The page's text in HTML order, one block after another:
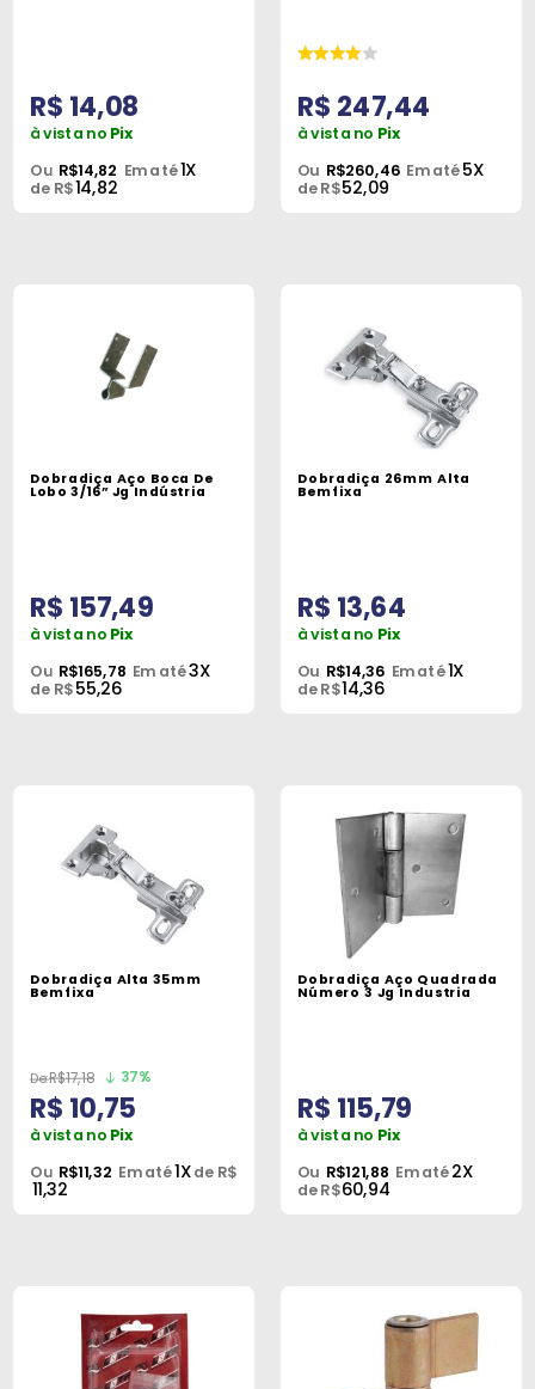
R$ 14,08
à vista no Pix
Ou R$14,82 Em até1X
de R$14,82
R$ 247,44
à vista no Pix
Ou R$260,46 Em até5X
de R$52,09
Dobradiça Aço Boca De
Lobo 3/16” Jg Indústria
R$ 157,49
à vista no Pix
Ou R$165,78 Em até3X
de R$55,26
Dobradiça 26mm Alta
Bemfixa
R$ 13,64
à vista no Pix
Ou R$14,36 Em até1X
de R$14,36
Dobradiça Alta 35mm
Bemfixa
R$17,18 37%
R$ 10,75
à vista no Pix
Ou R$11,32 Em até1Xde R$
11,32
Dobradiça Aço Quadrada
Número 3 Jg Industria
R$ 115,79
à vista no Pix
Ou R$121,88 Em até2X
de R$60,94